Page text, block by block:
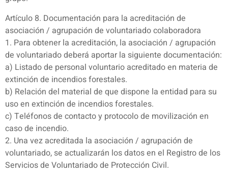
Artículo 8. Documentación para la acreditación de
asociación / agrupación de voluntariado colaboradora
1. Para obtener la acreditación, la asociación / agrupación
de voluntariado deberá aportar la siguiente documentación:
a) Listado de personal voluntario acreditado en materia de
extinción de incendios forestales.
b) Relación del material de que dispone la entidad para su
uso en extinción de incendios forestales.
c) Teléfonos de contacto y protocolo de movilización en
caso de incendio.
2. Una vez acreditada la asociación / agrupación de
voluntariado, se actualizarán los datos en el Registro de los
Servicios de Voluntariado de Protección Civil.